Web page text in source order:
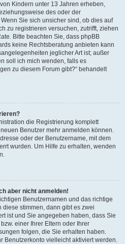
Kindern unter 13 Jahren erheben,
des oder der
Sie sich unsicher sind, ob dies auf
zu registrieren versuchen, zutrifft, ziehen
Bitte beachten Sie, dass phpBB
keine Rechtsberatung anbieten kann
jeglicher Art ist; außer
soll ich mich wenden, falls es
zu diesem Forum gibt?“ behandelt
die Registrierung komplett
Benutzer mehr anmelden können.
oder der Benutzername, mit dem
wurden. Um Hilfe zu erhalten, wenden
aber nicht anmelden!
Benutzernamen und das richtige
stimmen, dann gibt es zwei
ist und Sie angegeben haben, dass Sie
einer Ihrer Eltern oder Ihrer
folgen, die Sie erhalten haben.
Benutzerkonto vielleicht aktiviert werden.